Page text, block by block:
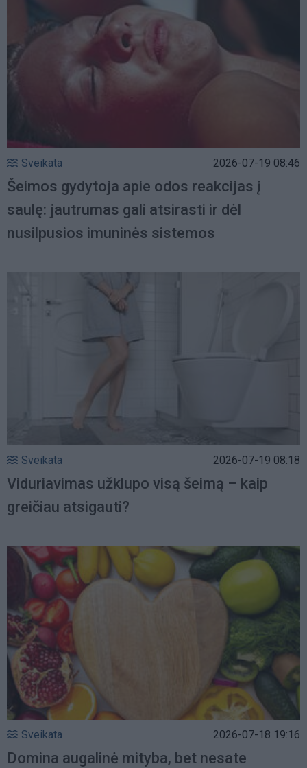
Sveikata 2026-07-19 08:46
Šeimos gydytoja apie odos reakcijas į
saulę: jautrumas gali atsirasti ir dėl
nusilpusios imuninės sistemos
Sveikata 2026-07-19 08:18
Viduriavimas užklupo visą šeimą – kaip
greičiau atsigauti?
Sveikata 2026-07-18 19:16
Domina augalinė mityba, bet nesate